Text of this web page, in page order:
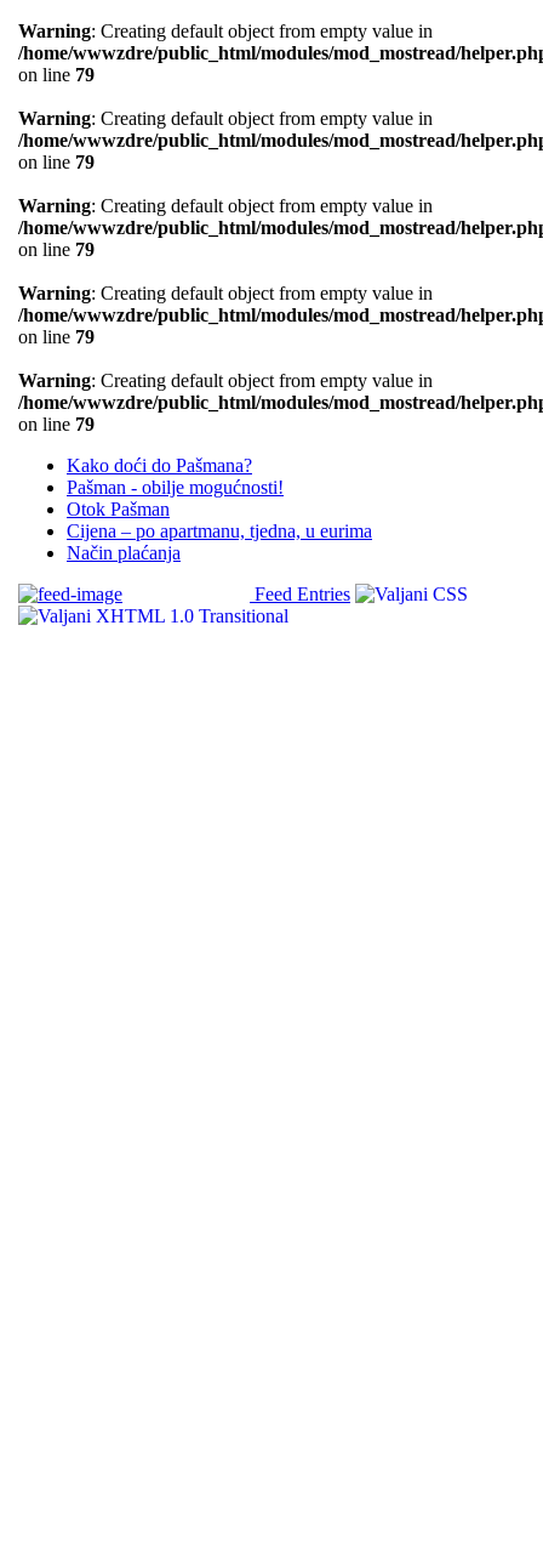
Warning: Creating default object from empty value in
/home/wwwzdre/public_html/modules/mod_mostread/
on line 79
Warning: Creating default object from empty value in
/home/wwwzdre/public_html/modules/mod_mostread/
on line 79
Warning: Creating default object from empty value in
/home/wwwzdre/public_html/modules/mod_mostread/
on line 79
Warning: Creating default object from empty value in
/home/wwwzdre/public_html/modules/mod_mostread/
on line 79
Warning: Creating default object from empty value in
/home/wwwzdre/public_html/modules/mod_mostread/
on line 79
Kako doći do Pašmana?
Pašman - obilje mogućnosti!
Otok Pašman
Cijena – po apartmanu, tjedna, u eurima
Način plaćanja
Feed Entries